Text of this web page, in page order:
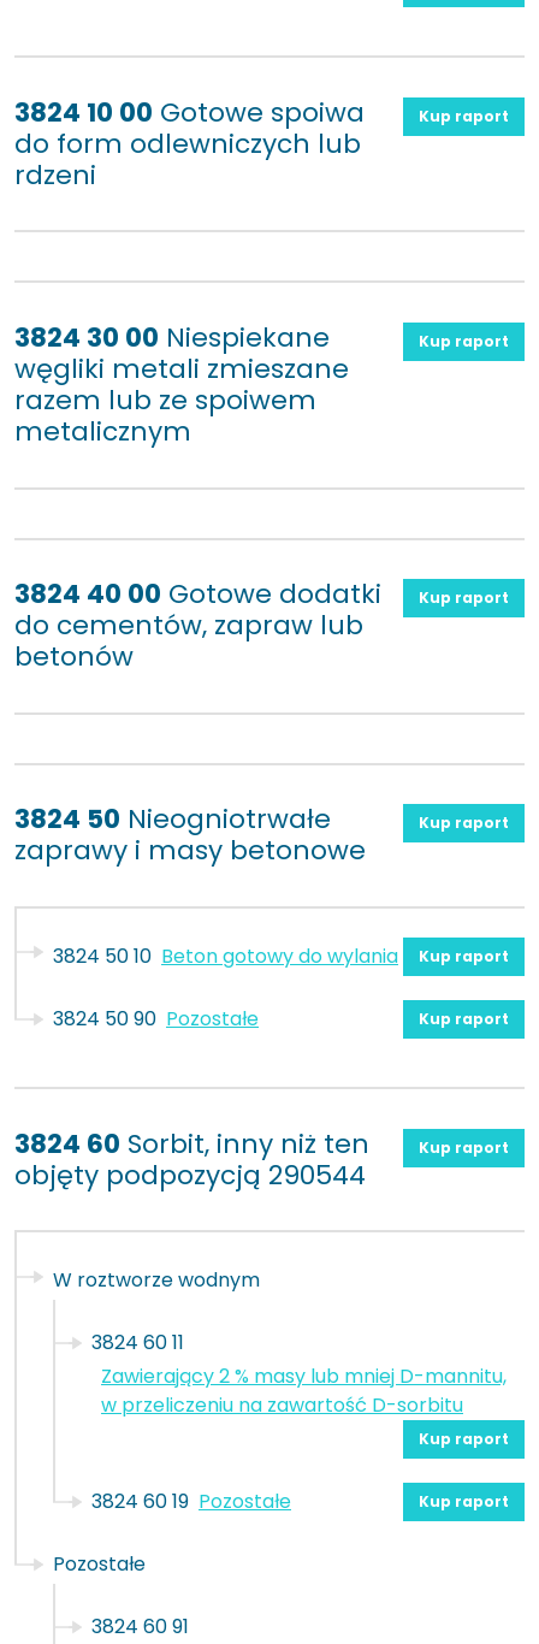
3824 10 00 Gotowe spoiwa
do form odlewniczych lub
rdzeni
Kup raport
3824 30 00 Niespiekane
węgliki metali zmieszane
razem lub ze spoiwem
metalicznym
Kup raport
3824 40 00 Gotowe dodatki
do cementów, zapraw lub
betonów
Kup raport
3824 50 Nieogniotrwałe
zaprawy i masy betonowe
Kup raport
3824 50 10 Beton gotowy do wylania Kup raport
3824 50 90 Pozostałe Kup raport
3824 60 Sorbit, inny niż ten
objęty podpozycją 290544
Kup raport
W roztworze wodnym
3824 60 11
Zawierający 2 % masy lub mniej D-mannitu,
w przeliczeniu na zawartość D-sorbitu
Kup raport
3824 60 19 Pozostałe Kup raport
Pozostałe
3824 60 91